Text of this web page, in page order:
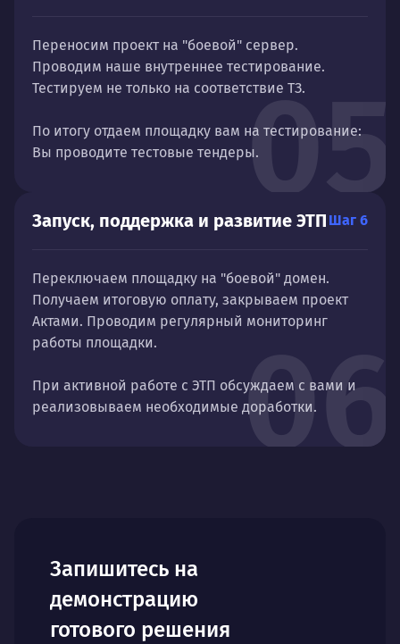
05
Переносим проект на "боевой" сервер.
Проводим наше внутреннее тестирование.
Тестируем не только на соответствие ТЗ.
По итогу отдаем площадку вам на тестирование:
Вы проводите тестовые тендеры.
06
Запуск, поддержка и развитие ЭТП Шаг 6
Переключаем площадку на "боевой" домен.
Получаем итоговую оплату, закрываем проект
Актами. Проводим регулярный мониторинг
работы площадки.
При активной работе с ЭТП обсуждаем с вами и
реализовываем необходимые доработки.
Запишитесь на
демонстрацию
готового решения